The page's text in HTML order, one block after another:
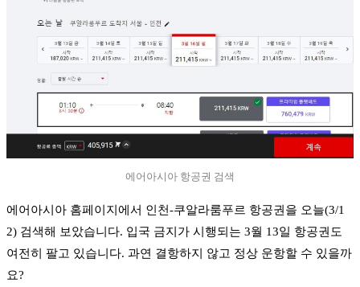
에어아시아 항공권 검색
에어아시아 홈페이지에서 인천-쿠알라룸푸르 항공권을 오늘(3/1
2) 검색해 보았습니다. 입국 금지가 시행되는 3월 13일 항공권도
여전히 팔고 있습니다. 과연 결항하지 않고 정상 운항할 수 있을까
요?